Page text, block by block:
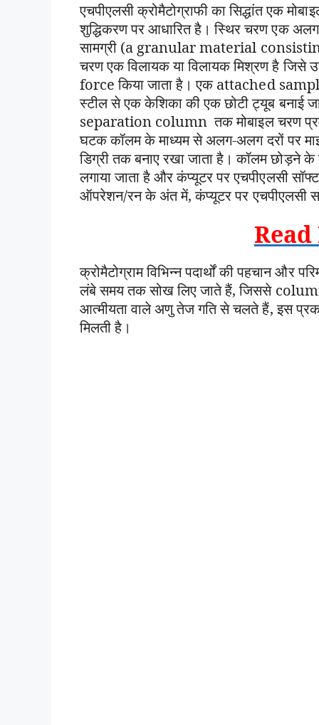
एचपीएलसी क्रोमैटोग्राफी का सिद्धांत एक
शुद्धिकरण पर आधारित है। स्थिर चरण एक
सामग्री (a granular material
चरण एक विलायक या विलायक मिश्रण है
force किया जाता है। एक attached
स्टील से एक केशिका की एक छोटी ट्यूब बनाई
separation column तक मोबाइल चरण
घटक कॉलम के माध्यम से अलग-अलग दरों पर
डिग्री तक बनाए रखा जाता है। कॉलम छोड़ने के
लगाया जाता है और कंप्यूटर पर एचपीएलसी
ऑपरेशन/रन के अंत में, कंप्यूटर पर एचपीएलसी
क्रोमैटोग्राम विभिन्न पदार्थों की पहचान और
लंबे समय तक सोख लिए जाते हैं, जिससे
आत्मीयता वाले अणु तेज गति से चलते हैं, इस
मिलती है।